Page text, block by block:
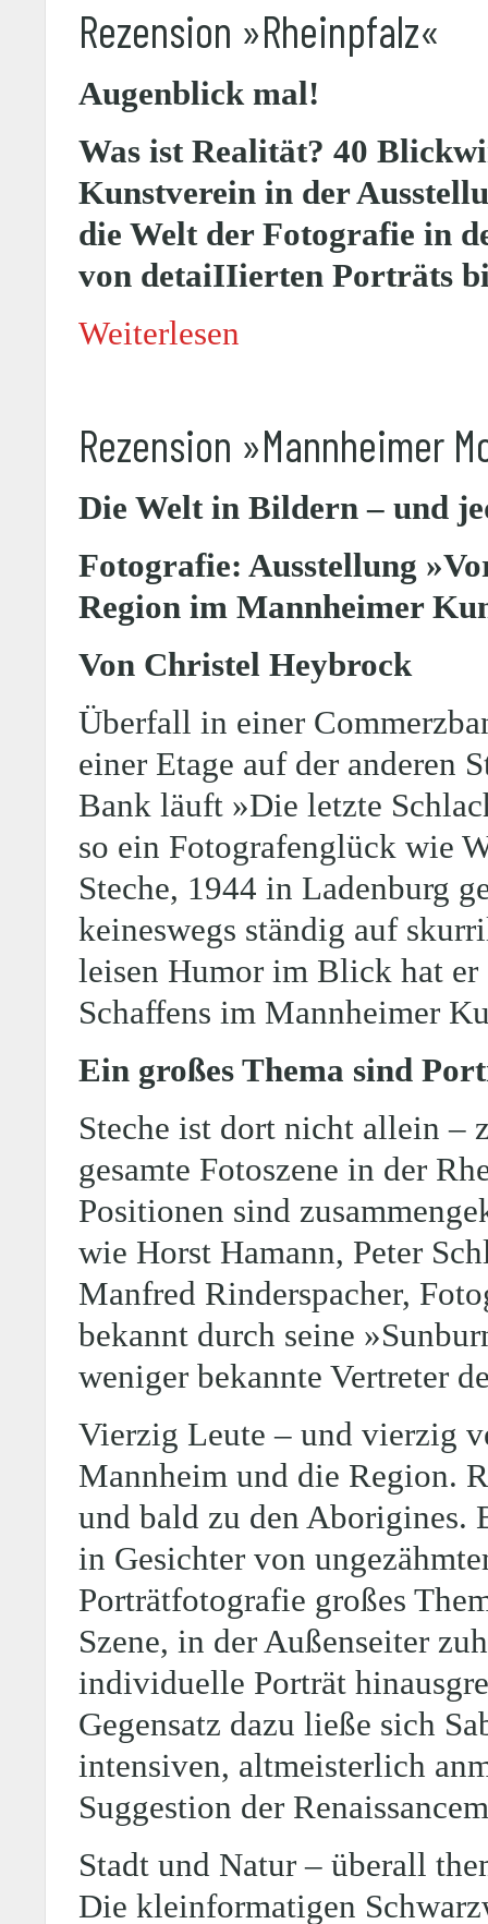
Rezension »Rheinpfalz«
Augenblick mal!
Was ist Realität? 40
Kunstverein in der
die Welt der Fotografie in
von detaiIIierten Porträts
Weiterlesen
Rezension »Mannheimer
Die Welt in Bildern – und
Fotografie: Ausstellung
Region im Mannheimer
Von Christel Heybrock
Überfall in einer
einer Etage auf der anderen
Bank läuft »Die letzte
so ein Fotografenglück wie
Steche, 1944 in Ladenburg
keineswegs ständig auf
leisen Humor im Blick hat er
Schaffens im Mannheimer
Ein großes Thema sind
Steche ist dort nicht allein –
gesamte Fotoszene in der
Positionen sind
wie Horst Hamann, Peter
Manfred Rinderspacher,
bekannt durch seine
weniger bekannte Vertreter
Vierzig Leute – und vierzig
Mannheim und die Region.
und bald zu den Aborigines.
in Gesichter von
Porträtfotografie großes
Szene, in der Außenseiter
individuelle Porträt
Gegensatz dazu ließe sich
intensiven, altmeisterlich
Suggestion der
Stadt und Natur – überall
Die kleinformatigen